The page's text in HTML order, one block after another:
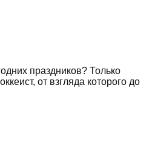
праздников? Только
от взгляда которого до